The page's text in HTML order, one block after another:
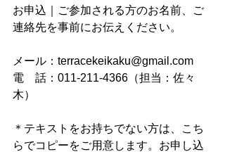
お申込｜ご参加される方のお名前、ご
連絡先を事前にお伝えください。
メール：terracekeikaku@gmail.com
電　話：011-211-4366（担当：佐々
木）
＊テキストをお持ちでない方は、こち
らでコピーをご用意します。お申し込